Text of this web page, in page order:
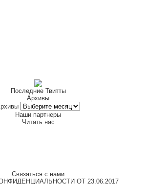
Последние Твитты
Архивы
Наши партнеры
Читать нас
Связаться с нами
ОТ 23.06.2017